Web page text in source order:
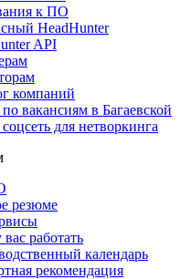
к ПО
HeadHunter
API
компаний
вакансиям в Багаевской
для нетворкинга
резюме
работать
календарь
рекомендация